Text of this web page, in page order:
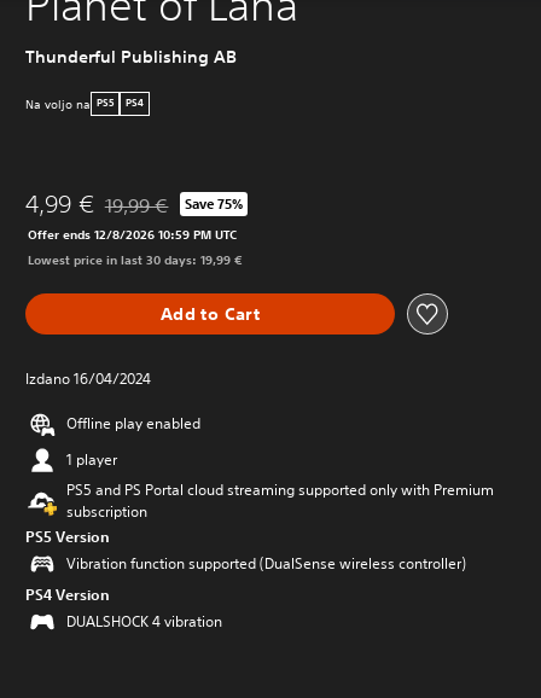
Thunderful Publishing AB
Na voljo na PS5 PS4
4,99 € Discounted from original price of 19,99 €
19,99 € Save 75%
Offer ends 12/8/2026 10:59 PM UTC
Lowest price in last 30 days: 19,99 €
Add to Cart
Izdano 16/04/2024
Offline play enabled
1 player
PS5 and PS Portal cloud streaming supported only with Premium
subscription
PS5 Version
Vibration function supported (DualSense wireless controller)
PS4 Version
DUALSHOCK 4 vibration